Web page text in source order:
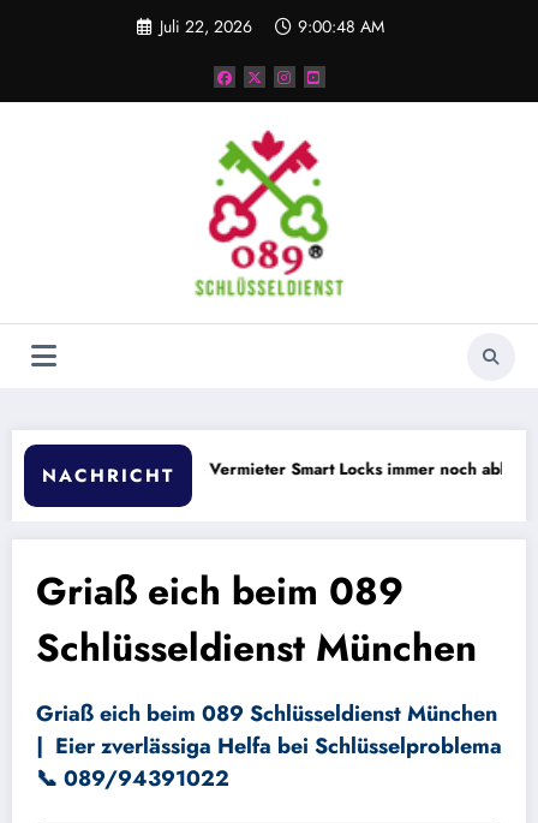
Juli 22, 2026 9:00:48 AM
NACHRICHT
Warum deutsche Vermieter Smart Locks immer noch ablehnen
Griaß eich beim 089
Schlüsseldienst München
Griaß eich beim 089 Schlüsseldienst München
| Eier zverlässiga Helfa bei Schlüsselproblema
📞 089/94391022